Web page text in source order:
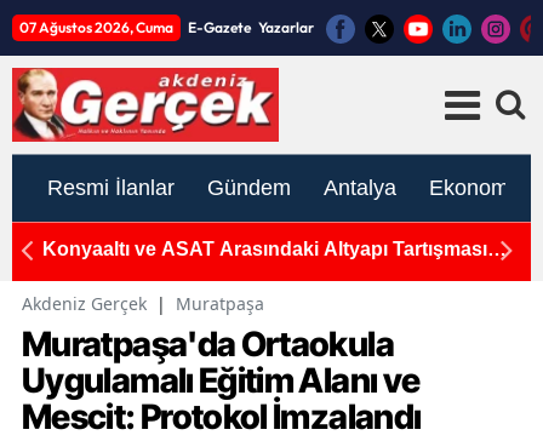
07 Ağustos 2026, Cuma E-Gazete Yazarlar
Resmi İlanlar Gündem Antalya Ekonomi
Konyaaltı ve ASAT Arasındaki Altyapı Tartışması
Akdeniz Gerçek | Muratpaşa
Muratpaşa'da Ortaokula
Uygulamalı Eğitim Alanı ve
Mescit: Protokol İmzalandı